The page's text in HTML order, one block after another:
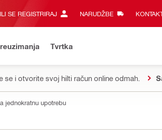
SE REGISTRIRAJ NARUDŽBE
Tvrtka
se i otvorite svoj hilti račun online odmah.
jednokratnu upotrebu